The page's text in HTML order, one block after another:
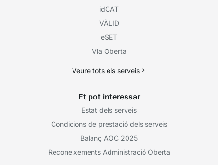
idCAT
VÀLID
eSET
Via Oberta
Veure tots els serveis
Et pot interessar
Estat dels serveis
Condicions de prestació dels serveis
Balanç AOC 2025
Reconeixements Administració Oberta